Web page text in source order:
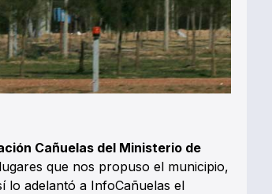
Cañuelas del Ministerio de
que nos propuso el municipio,
lo adelantó a InfoCañuelas el